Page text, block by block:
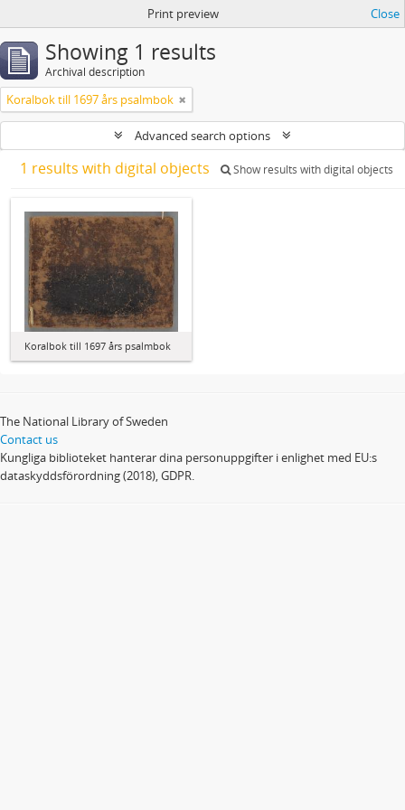
Print preview Close
Showing 1 results
Archival description
Koralbok till 1697 års psalmbok
Advanced search options
1 results with digital objects Show results with digital objects
Koralbok till 1697 års psalmbok
The National Library of Sweden
Contact us
Kungliga biblioteket hanterar dina personuppgifter i enlighet med EU:s
dataskyddsförordning (2018), GDPR.